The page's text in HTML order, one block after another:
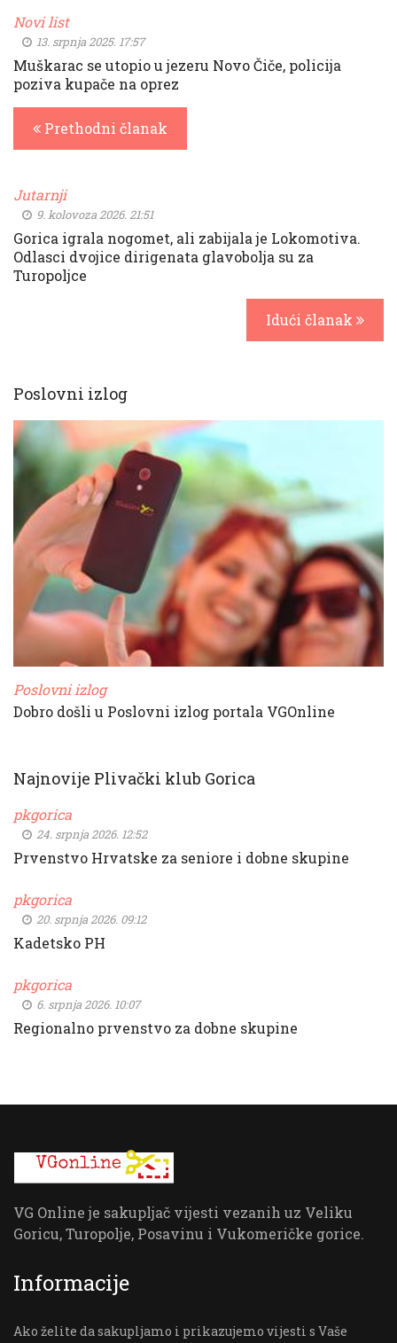
Novi list
13. srpnja 2025. 17:57
Muškarac se utopio u jezeru Novo Čiče, policija
poziva kupače na oprez
Prethodni članak
Jutarnji
9. kolovoza 2026. 21:51
Gorica igrala nogomet, ali zabijala je Lokomotiva.
Odlasci dvojice dirigenata glavobolja su za
Turopoljce
Idući članak
Poslovni izlog
Poslovni izlog
Dobro došli u Poslovni izlog portala VGOnline
Najnovije Plivački klub Gorica
pkgorica
24. srpnja 2026. 12:52
Prvenstvo Hrvatske za seniore i dobne skupine
pkgorica
20. srpnja 2026. 09:12
Kadetsko PH
pkgorica
6. srpnja 2026. 10:07
Regionalno prvenstvo za dobne skupine
VG Online je sakupljač vijesti vezanih uz Veliku
Goricu, Turopolje, Posavinu i Vukomeričke gorice.
Informacije
Ako želite da sakupljamo i prikazujemo vijesti s Vaše